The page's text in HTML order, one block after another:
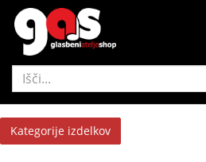
Kategorije izdelkov